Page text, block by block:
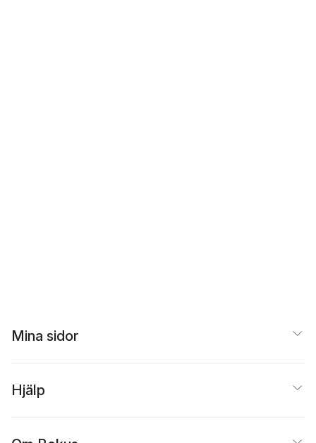
Mina sidor
Hjälp